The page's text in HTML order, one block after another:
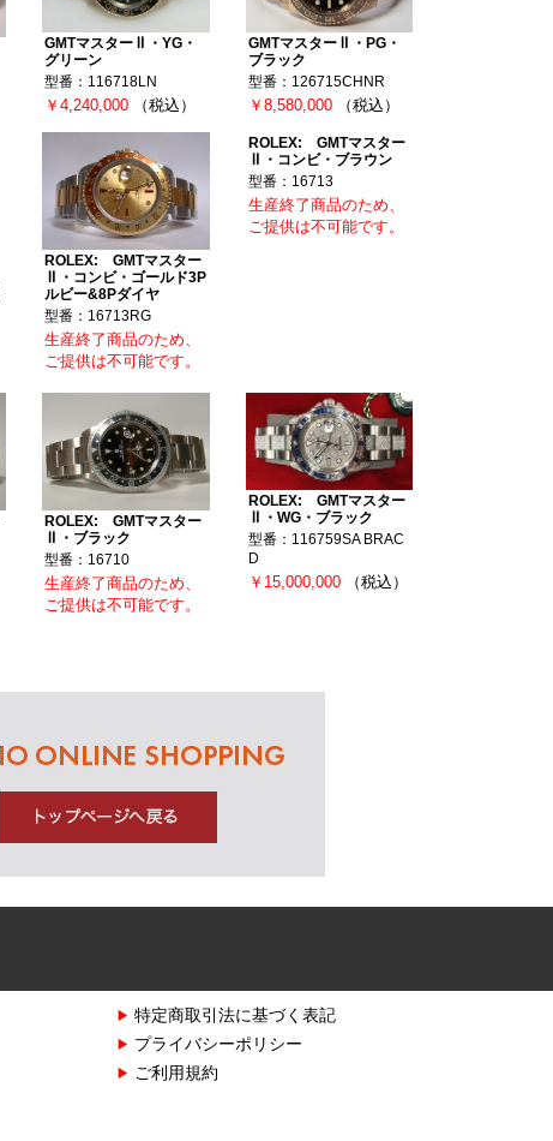
GMTマスターⅡ・YG・
グリーン
型番：116718LN
￥4,240,000 （税込）
GMTマスターⅡ・PG・
ブラック
型番：126715CHNR
￥8,580,000 （税込）
ROLEX: GMTマスター
Ⅱ・コンビ・ゴールド3P
ルビー&8Pダイヤ
型番：16713RG
生産終了商品のため、
ご提供は不可能です。
ROLEX: GMTマスター
Ⅱ・コンビ・ブラウン
型番：16713
生産終了商品のため、
ご提供は不可能です。
ROLEX: GMTマスター
Ⅱ・ブラック
型番：16710
生産終了商品のため、
ご提供は不可能です。
ROLEX: GMTマスター
Ⅱ・WG・ブラック
型番：116759SA BRAC
D
￥15,000,000 （税込）
特定商取引法に基づく表記
プライバシーポリシー
ご利用規約